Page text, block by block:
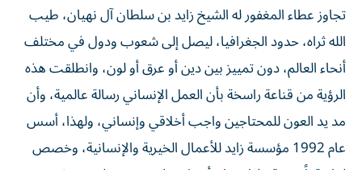
تجاوز عطاء المغفور له الشيخ زايد بن سلطان آل نهيان، طيب
الله ثراه، حدود الجغرافيا، ليصل إلى شعوب ودول في مختلف
أنحاء العالم، دون تمييز بين دين أو عرق أو لون، وانطلقت هذه
الرؤية من قناعة راسخة بأن العمل الإنساني رسالة عالمية، وأن
مد يد العون للمحتاجين واجب أخلاقي وإنساني، ولهذا، أسس
عام 1992 مؤسسة زايد للأعمال الخيرية والإنسانية، وخصص